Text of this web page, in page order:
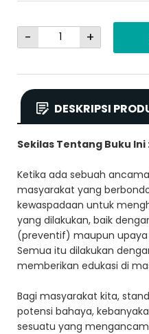
- +
DESKRIPSI
Sekilas Tentang Buku Ini
Ketika ada sebuah
masyarakat yang
kewaspadaan untuk
yang dilakukan, baik
(preventif) maupun
Semua itu dilakukan
memberikan edukasi di
Bagi masyarakat kita,
potensi bahaya,
sesuatu yang